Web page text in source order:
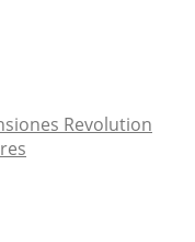
Revolution